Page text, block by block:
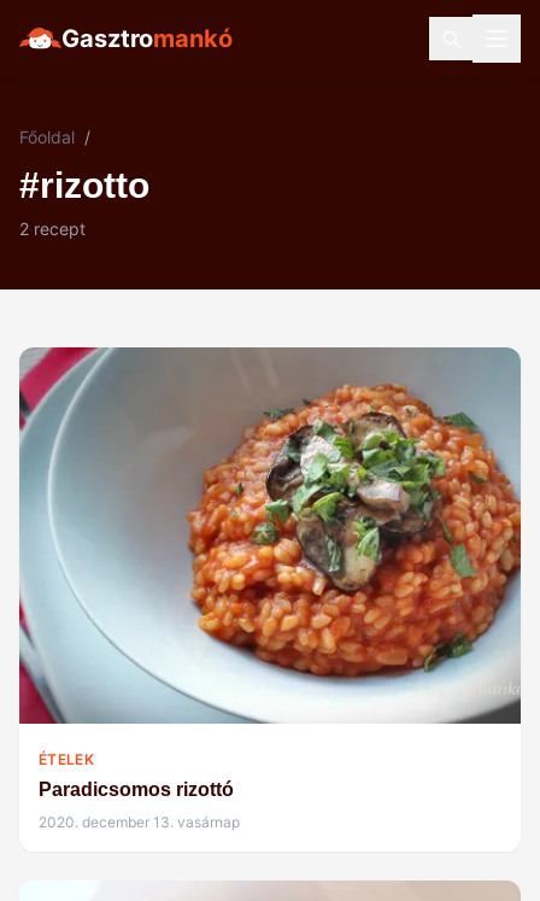
Gasztromankó
Főoldal /
#rizotto
2 recept
ÉTELEK
Paradicsomos rizottó
2020. december 13. vasárnap